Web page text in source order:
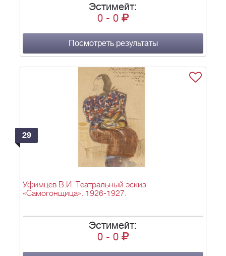
Эстимейт:
0 - 0
Посмотреть результаты
29
Уфимцев В.И. Театральный эскиз
«Самогонщица». 1926-1927.
Эстимейт:
0 - 0